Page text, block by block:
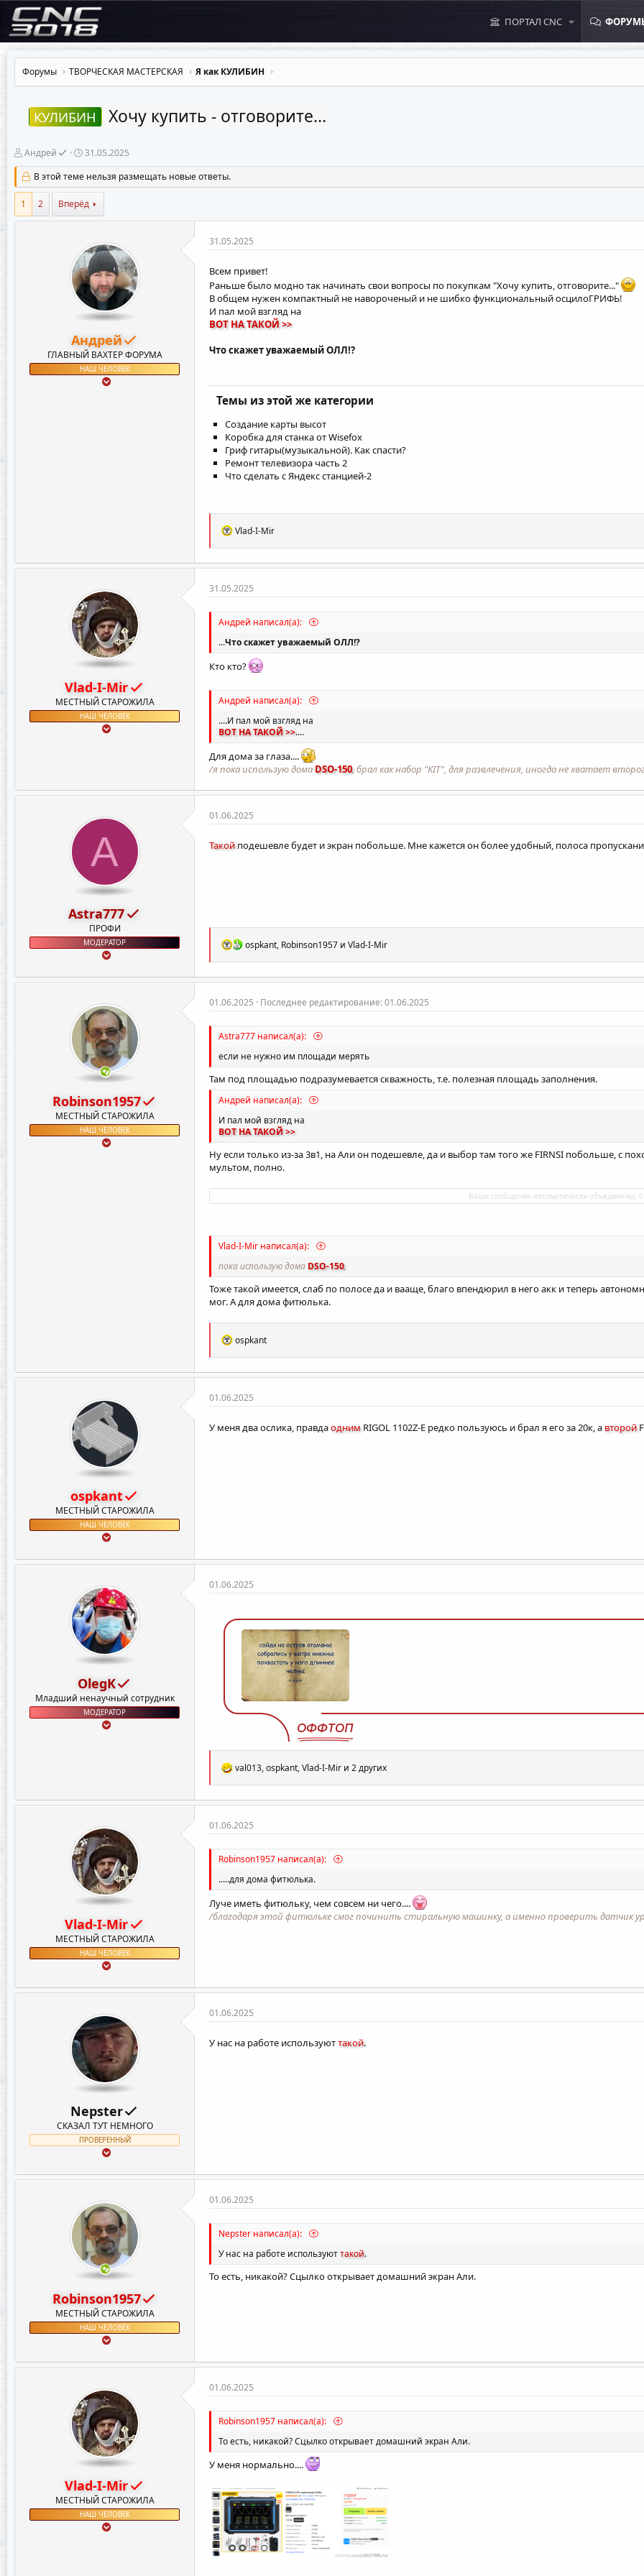
ПОРТАЛ CNC
Форумы ТВОРЧЕСКАЯ МАСТЕРСКАЯ Я как КУЛИБИН
КУЛИБИН Хочу купить - отговорите...
А
в
т
о
р
т
е
Андрей
Д
а
т
а
а
ч
а
31.05.2025
В этой теме нельзя размещать новые ответы.
1 2 Вперёд
Андрей
ГЛАВНЫЙ ВАХТЕР ФОРУМА
НАШ ЧЕЛОВЕК
31.05.2025
Всем привет!
Раньше было модно так начинать свои вопросы по покупкам "Хочу купить, отговорите..."
В общем нужен компактный не навороченый и не шибко функциональный осцилоГРИФЬ!
И пал мой взгляд на
ВОТ НА ТАКОЙ >>
Что скажет уважаемый ОЛЛ!?
Темы из этой же категории
Создание карты высот
Коробка для станка от Wisefox
Гриф гитары(музыкальной). Как спасти?
Ремонт телевизора часть 2
Что сделать с Яндекс станцией-2
Р
а
к
и
Vlad-I-Mir
Vlad-I-Mir
МЕСТНЫЙ СТАРОЖИЛА
НАШ ЧЕЛОВЕК
31.05.2025
Андрей написал(а):
...Что скажет уважаемый ОЛЛ!?
Кто кто?
Андрей написал(а):
....И пал мой взгляд на
ВОТ НА ТАКОЙ >>....
Для дома за глаза....
/я пока использую дома DSO-150, брал как набор "КIT", для развлечения, иногда не хватает
A
Astra777
ПРОФИ
МОДЕРАТОР
01.06.2025
Такойподешевле будет и экран побольше. Мне кажется он более удобный, полоса
Р
а
к
и
ospkant, Robinson1957 и Vlad-I-Mir
Robinson1957
МЕСТНЫЙ СТАРОЖИЛА
НАШ ЧЕЛОВЕК
01.06.2025 Последнее редактирование:01.06.2025
Astra777 написал(а):
если не нужно им площади мерять
Там под площадью подразумевается скважность, т.е. полезная площадь заполнения.
Андрей написал(а):
И пал мой взгляд на
ВОТ НА ТАКОЙ >>
Ну если только из-за 3в1, на Али он подешевле, да и выбор там того же FIRNSI побольше, с
мультом, полно.
Ваши сообщения автоматически объединены:
Vlad-I-Mir написал(а):
пока использую дома DSO-150,
Тоже такой имеется, слаб по полосе да и вааще, благо впендюрил в него акк и теперь
мог. А для дома фитюлька.
Р
а
к
и
ospkant
ospkant
МЕСТНЫЙ СТАРОЖИЛА
НАШ ЧЕЛОВЕК
01.06.2025
У меня два ослика, правдаоднимRIGOL 1102Z-E редко пользуюсь и брал я его за 20к, а второй
OlegK
Младший ненаучный сотрудник
МОДЕРАТОР
01.06.2025
ОФФТОП
Р
а
к
и
val013,ospkant,Vlad-I-Mir и 2 других
Vlad-I-Mir
МЕСТНЫЙ СТАРОЖИЛА
НАШ ЧЕЛОВЕК
01.06.2025
Robinson1957 написал(а):
.....для дома фитюлька.
Луче иметь фитюльку, чем совсем ни чего....
/благодаря этой фитюльке смог починить стиральную машинку, а именно проверить датчик
Nepster
СКАЗАЛ ТУТ НЕМНОГО
ПРОВЕРЕННЫЙ
01.06.2025
У нас на работе используюттакой.
Robinson1957
МЕСТНЫЙ СТАРОЖИЛА
НАШ ЧЕЛОВЕК
01.06.2025
Nepster написал(а):
У нас на работе используюттакой.
То есть, никакой? Сцылко открывает домашний экран Али.
Vlad-I-Mir
МЕСТНЫЙ СТАРОЖИЛА
НАШ ЧЕЛОВЕК
01.06.2025
Robinson1957 написал(а):
То есть, никакой? Сцылко открывает домашний экран Али.
У меня нормально....